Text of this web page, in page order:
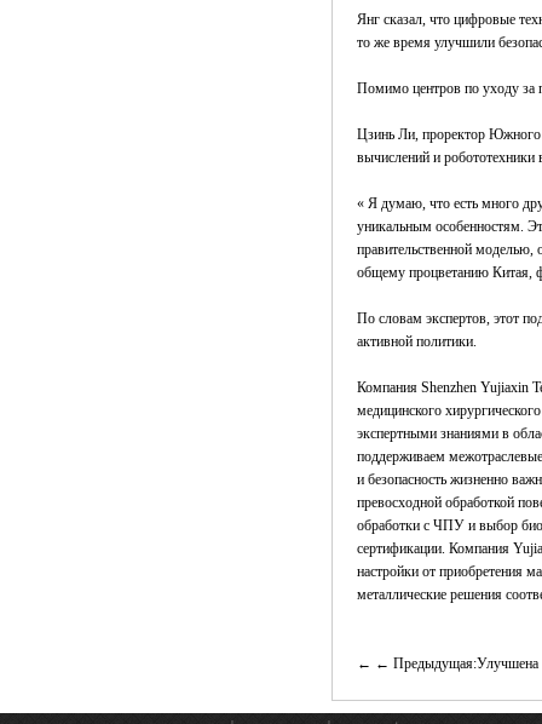
Янг сказал, что цифровые
то же время улучшили
Помимо центров по уходу за
Цзинь Ли, проректор Южного
вычислений и
« Я думаю, что есть много
уникальным особенностям.
правительственной
общему процветанию Китая,
По словам экспертов, этот
активной политики.
Компания Shenzhen Yujiaxin
медицинского
экспертными знаниями в
поддерживаем
и безопасность жизненно
превосходной обработкой
обработки с ЧПУ и выбор
сертификации. Компания
настройки от приобретения
металлические решения
← Предыдущая:Улучшена